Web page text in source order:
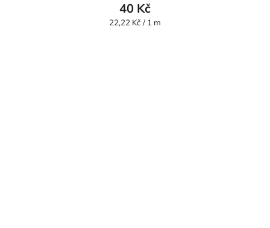
40 Kč
Měrná
22,22 Kč / 1 m